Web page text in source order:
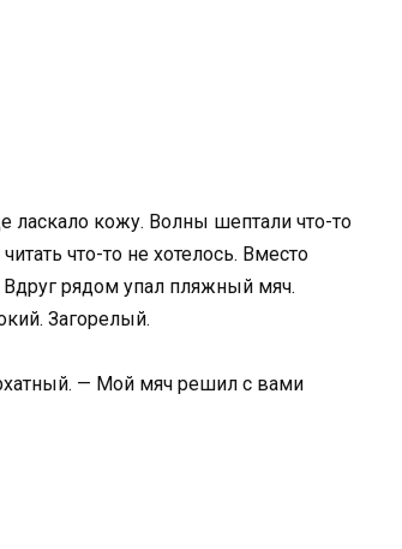
ласкало кожу. Волны шептали что-то
что-то не хотелось. Вместо
рядом упал пляжный мяч.
Загорелый.
— Мой мяч решил с вами